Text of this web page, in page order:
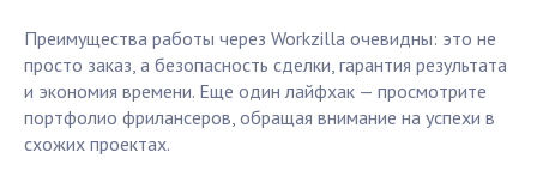
Преимущества работы через Workzilla очевидны: это не
просто заказ, а безопасность сделки, гарантия результата
и экономия времени. Еще один лайфхак — просмотрите
портфолио фрилансеров, обращая внимание на успехи в
схожих проектах.